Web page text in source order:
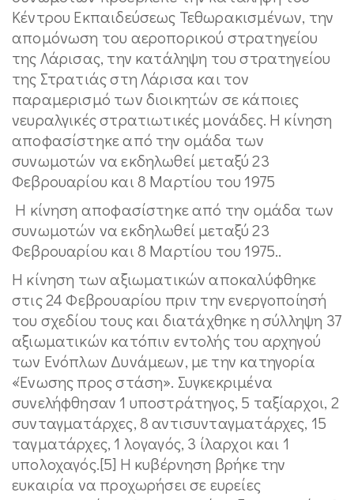
Κέντρου Εκπαιδεύσεως Τεθωρακισμένων, την
απομόνωση του αεροπορικού στρατηγείου
της Λάρισας, την κατάληψη του στρατηγείου
της Στρατιάς στη Λάρισα και τον
παραμερισμό των διοικητών σε κάποιες
νευραλγικές στρατιωτικές μονάδες. Η κίνηση
αποφασίστηκε από την ομάδα των
συνωμοτών να εκδηλωθεί μεταξύ 23
Φεβρουαρίου και 8 Μαρτίου του 1975
Η κίνηση αποφασίστηκε από την ομάδα των
συνωμοτών να εκδηλωθεί μεταξύ 23
Φεβρουαρίου και 8 Μαρτίου του 1975..
Η κίνηση των αξιωματικών αποκαλύφθηκε
στις 24 Φεβρουαρίου πριν την ενεργοποίησή
του σχεδίου τους και διατάχθηκε η σύλληψη 37
αξιωματικών κατόπιν εντολής του αρχηγού
των Ενόπλων Δυνάμεων, με την κατηγορία
«Ένωσης προς στάση». Συγκεκριμένα
συνελήφθησαν 1 υποστράτηγος, 5 ταξίαρχοι, 2
συνταγματάρχες, 8 αντισυνταγματάρχες, 15
ταγματάρχες, 1 λογαγός, 3 ίλαρχοι και 1
υπολοχαγός.[5] Η κυβέρνηση βρήκε την
ευκαιρία να προχωρήσει σε ευρείες